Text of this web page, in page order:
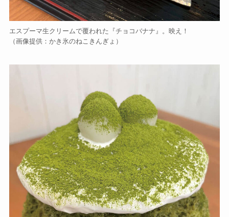
エスプーマ生クリームで覆われた『チョコバナナ』。映え！
（画像提供：かき氷のねこきんぎょ）